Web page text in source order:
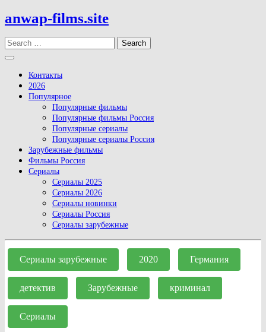
Skip
to
content
anwap-films.site
Search
Open
Button
Контакты
2026
Популярное
Популярные фильмы
Популярные фильмы Россия
Популярные сериалы
Популярные сериалы Россия
Зарубежные фильмы
Фильмы Россия
Сериалы
Сериалы 2025
Сериалы 2026
Сериалы новинки
Сериалы Россия
Сериалы зарубежные
Close
Button
Сериалы зарубежные 2020 Германия
детектив Зарубежные криминал
Сериалы